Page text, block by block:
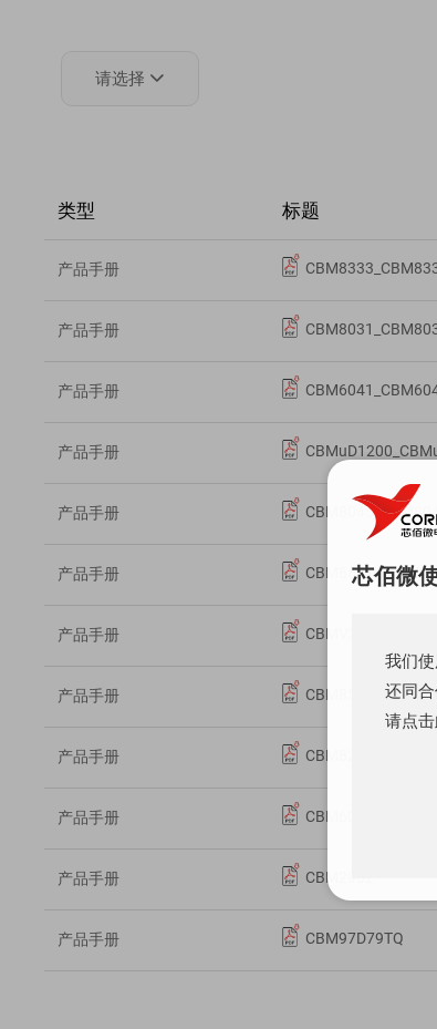
请选择 
类型 标题
产品手册
产品手册
产品手册
产品手册
产品手册
产品手册
产品手册
产品手册
产品手册
产品手册
产品手册 CBM2902
产品手册 CBM97D79TQ
芯佰微
我们
还同
请点